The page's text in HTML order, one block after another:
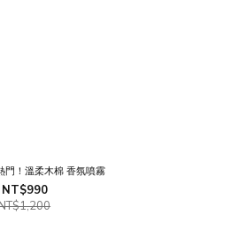
門！溫柔木棉 香氛噴霧
NT$990